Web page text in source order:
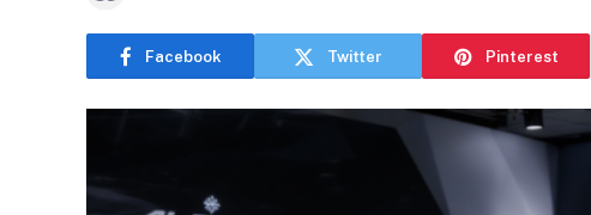
Facebook Twitter Pinterest